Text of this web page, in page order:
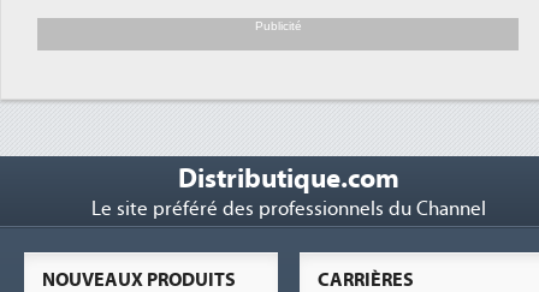
soutient les...
Publicité
Distributique.com
Le site préféré des professionnels du Channel
CARRIÈRES
NOUVEAUX PRODUITS